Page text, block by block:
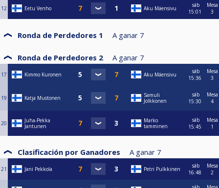
12 Eetu Venho Aku Mäensivu
sáb
15:01
Mesa
3
Ronda de Perdedores 1 A ganar 7
Ronda de Perdedores 2 A ganar 7
17 Kimmo Kuronen Aku Mäensivu
sáb
15:36
Mesa
3
19 Katja Mustonen
Samuli
Jolkkonen
sáb
15:30
Mesa
4
20
Juha-Pekka
Jantunen
Marko
tamminen
sáb
15:45
Mesa
1
Clasificación por Ganadores A ganar 7
21 Jani Pekkola Petri Pulkkinen
sáb
16:48
Mesa
2